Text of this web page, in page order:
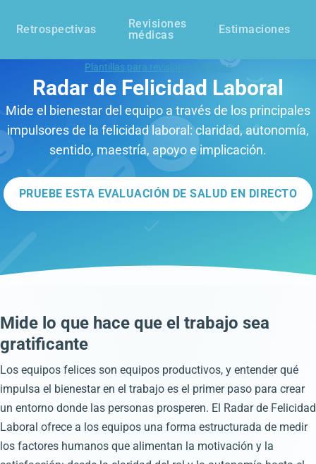
Retrospectivas
Revisiones
médicas
Estimaciones
Plantillas para revisiones médicas
Radar de Felicidad Laboral
Mide el bienestar del equipo a través de los principales
impulsores de la felicidad laboral: claridad, autonomía,
sentido, maestría, apoyo e implicación.
PRUEBE ESTA EVALUACIÓN DE SALUD EN DIRECTO
Mide lo que hace que el trabajo sea
gratificante
Los equipos felices son equipos productivos, y entender qué
impulsa el bienestar en el trabajo es el primer paso para crear
un entorno donde las personas prosperen. El Radar de Felicidad
Laboral ofrece a los equipos una forma estructurada de medir
los factores humanos que alimentan la motivación y la